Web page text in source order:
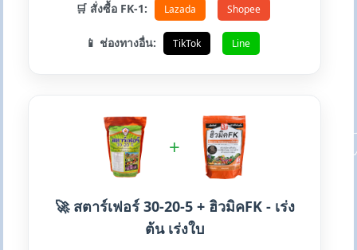
🛒 สั่งซื้อ FK-1: Lazada Shopee
📱 ช่องทางอื่น: TikTok Line
+
🚀 สตาร์เฟอร์ 30-20-5 + ฮิวมิคFK - เร่ง
ต้น เร่งใบ